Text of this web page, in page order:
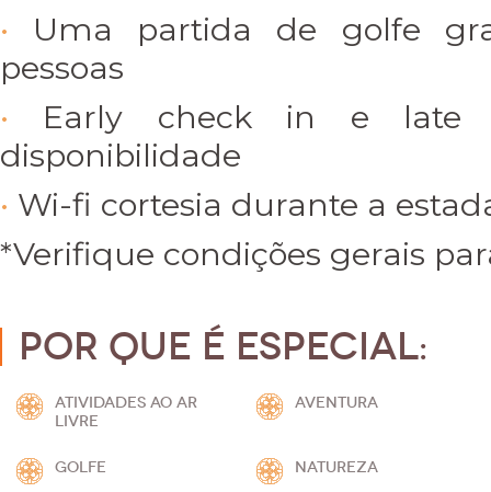
Uma partida de golfe
pessoas
Early check in e late
disponibilidade
Wi-fi cortesia durante a
*Verifique condições gerais
Por que é especial:
ATIVIDADES AO AR
LIVRE
AVENTURA
GOLFE NATUREZA